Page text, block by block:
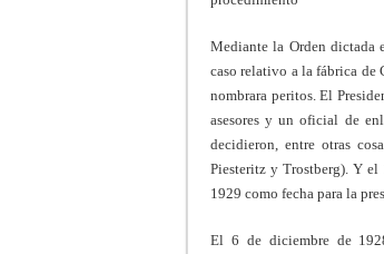
Mediante la Orden dictada
caso relativo a la fábrica de
nombrara peritos. El
asesores y un oficial de
decidieron, entre otras
Piesteritz y Trostberg). Y
1929 como fecha para la
El 6 de diciembre de